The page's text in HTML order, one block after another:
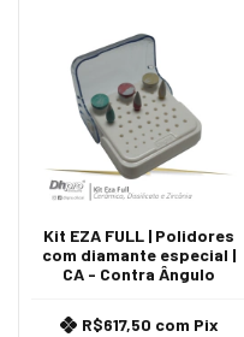
Kit EZA FULL | Polidores
com diamante especial |
CA - Contra Ângulo
R$617,50 com Pix